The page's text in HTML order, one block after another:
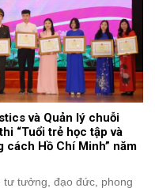
và Quản lý chuỗi
“Tuổi trẻ học tập và
Hồ Chí Minh” năm
tư tưởng, đạo đức, phong